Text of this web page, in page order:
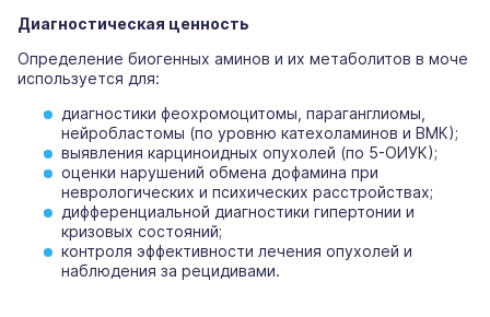
Диагностическая ценность
Определение биогенных аминов и их метаболитов в моче
используется для:
диагностики феохромоцитомы, параганглиомы,
нейробластомы (по уровню катехоламинов и ВМК);
выявления карциноидных опухолей (по 5-ОИУК);
оценки нарушений обмена дофамина при
неврологических и психических расстройствах;
дифференциальной диагностики гипертонии и
кризовых состояний;
контроля эффективности лечения опухолей и
наблюдения за рецидивами.